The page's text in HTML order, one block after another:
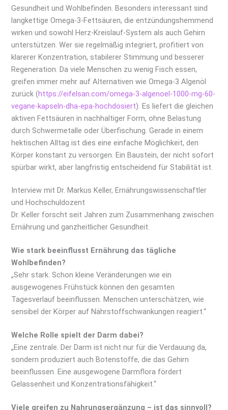
Gesundheit und Wohlbefinden. Besonders interessant sind
langkettige Omega-3-Fettsäuren, die entzündungshemmend
wirken und sowohl Herz-Kreislauf-System als auch Gehirn
unterstützen. Wer sie regelmäßig integriert, profitiert von
klarerer Konzentration, stabilerer Stimmung und besserer
Regeneration. Da viele Menschen zu wenig Fisch essen,
greifen immer mehr auf Alternativen wie Omega-3 Algenöl
zurück (https://eifelsan.com/omega-3-algenoel-1000-mg-60-
vegane-kapseln-dha-epa-hochdosiert). Es liefert die gleichen
aktiven Fettsäuren in nachhaltiger Form, ohne Belastung
durch Schwermetalle oder Überfischung. Gerade in einem
hektischen Alltag ist dies eine einfache Möglichkeit, den
Körper konstant zu versorgen. Ein Baustein, der nicht sofort
spürbar wirkt, aber langfristig entscheidend für Stabilität ist.
Interview mit Dr. Markus Keller, Ernährungswissenschaftler
und Hochschuldozent
Dr. Keller forscht seit Jahren zum Zusammenhang zwischen
Ernährung und ganzheitlicher Gesundheit.
Wie stark beeinflusst Ernährung das tägliche
Wohlbefinden?
„Sehr stark. Schon kleine Veränderungen wie ein
ausgewogenes Frühstück können den gesamten
Tagesverlauf beeinflussen. Menschen unterschätzen, wie
sensibel der Körper auf Nährstoffschwankungen reagiert.“
Welche Rolle spielt der Darm dabei?
„Eine zentrale. Der Darm ist nicht nur für die Verdauung da,
sondern produziert auch Botenstoffe, die das Gehirn
beeinflussen. Eine ausgewogene Darmflora fördert
Gelassenheit und Konzentrationsfähigkeit.“
Viele greifen zu Nahrungsergänzung – ist das sinnvoll?